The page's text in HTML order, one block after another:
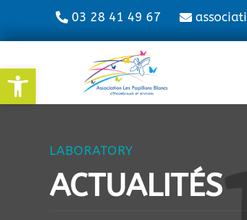
Ouvrir la barre d’outils
03 28 41 49 67
LABORATORY
ACTUALITÉS